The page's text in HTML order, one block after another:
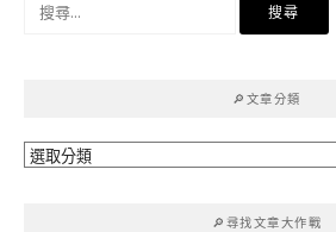
🔎文章分類
🔎
🔎尋找文章大作戰